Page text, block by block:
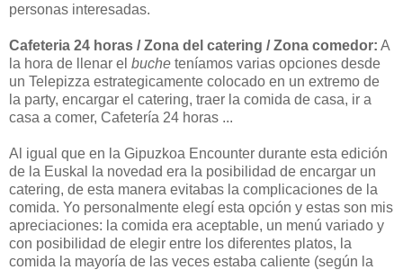
personas interesadas.
Cafeteria 24 horas / Zona del catering / Zona comedor: A
la hora de llenar el buche teníamos varias opciones desde
un Telepizza estrategicamente colocado en un extremo de
la party, encargar el catering, traer la comida de casa, ir a
casa a comer, Cafetería 24 horas ...
Al igual que en la Gipuzkoa Encounter durante esta edición
de la Euskal la novedad era la posibilidad de encargar un
catering, de esta manera evitabas la complicaciones de la
comida. Yo personalmente elegí esta opción y estas son mis
apreciaciones: la comida era aceptable, un menú variado y
con posibilidad de elegir entre los diferentes platos, la
comida la mayoría de las veces estaba caliente (según la